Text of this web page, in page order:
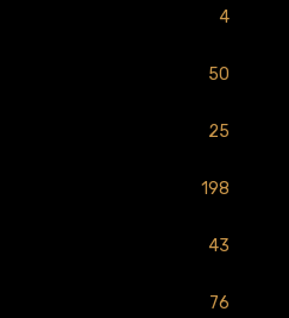
4
50
25
198
43
76